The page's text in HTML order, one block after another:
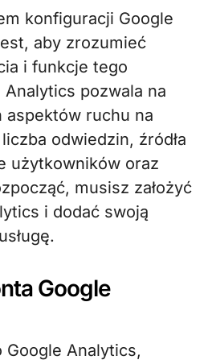
konfiguracji Google
aby zrozumieć
i funkcje tego
pozwala na
aspektów ruchu na
odwiedzin, źródła
użytkowników oraz
musisz założyć
i dodać swoją
Google
Google Analytics,